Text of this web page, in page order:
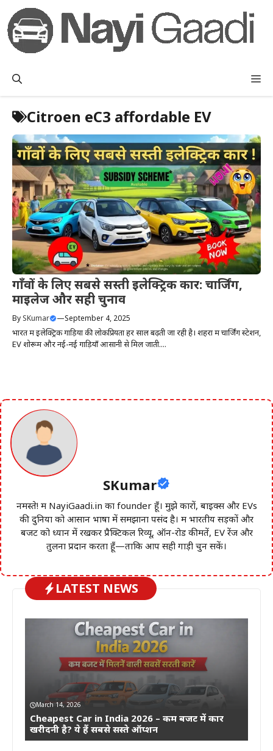
content
Citroen eC3 affordable EV
गाँवों के लिए सबसे सस्ती इलेक्ट्रिक कार: चार्जिंग,
माइलेज और सही चुनाव
By SKumar —September 4, 2025
भारत में इलेक्ट्रिक गाड़ियों की लोकप्रियता हर साल बढ़ती जा रही है। शहरों में चार्जिंग स्टेशन,
EV शोरूम और नई-नई गाड़ियाँ आसानी से मिल जाती....
SKumar
नमस्ते! मैं NayiGaadi.in का founder हूँ। मुझे कारों, बाइक्स और EVs
की दुनिया को आसान भाषा में समझाना पसंद है। मैं भारतीय सड़कों और
बजट को ध्यान में रखकर प्रैक्टिकल रिव्यू, ऑन-रोड कीमतें, EV रेंज और
तुलना प्रदान करता हूँ—ताकि आप सही गाड़ी चुन सकें।
LATEST NEWS
March 14, 2026
Cheapest Car in India 2026 – कम बजट में कार
खरीदनी है? ये हैं सबसे सस्ते ऑप्शन